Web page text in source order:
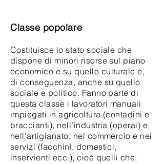
Classe popolare
Costituisce lo stato sociale che
dispone di minori risorse sul piano
economico e su quello culturale e,
di conseguenza, anche su quello
sociale e politico. Fanno parte di
questa classe i lavoratori manuali
impiegati in agricoltura (contadini e
braccianti), nell’industria (operai) e
nell’artigianato, nel commercio e nei
servizi (facchini, domestici,
inservienti ecc.), cioè quelli che,